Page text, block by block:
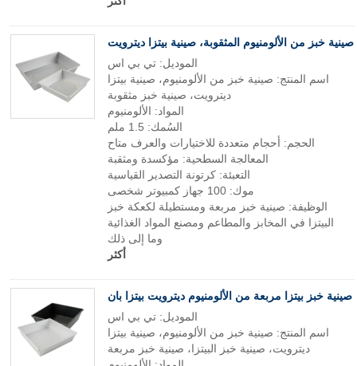
صينية خبز من الألومنيوم المثقوبة، صينية بيتزا ديترويت
الموديل: تي بي اس
اسم المنتج: صينية خبز من الألومنيوم، صينية بيتزا
ديترويت، صينية خبز مثقوبة
المواد: الألومنيوم
السُمك: 1.5 ملم
الحجم: أحجام متعددة للاختيارات والعرف متاح
المعالجة السطحية: مؤكسدة ومثقبة
التعبئة: كرتونة التصدير القياسية
موك: 100 جهاز كمبيوتر شخصى
الوظيفة: صينية خبز مربعة ومستطيلة لكعكة خبز
البيتزا في المخابز والمطاعم ومصنع المواد الغذائية
وما إلى ذلك
أكثر
صينية خبز بيتزا مربعة من الألومنيوم ديترويت بيتزا بان
الموديل: تي بي اس
اسم المنتج: صينية خبز من الألومنيوم، صينية بيتزا
ديترويت، صينية خبز البيتزا، صينية خبز مربعة